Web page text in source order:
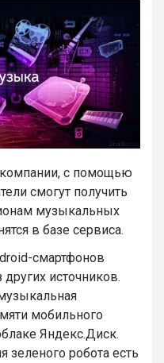
с помощью
смогут получить
музыкальных
в базе сервиса.
смартфонов
источников.
мобильного
Яндекс.Диск.
зеленого робота есть